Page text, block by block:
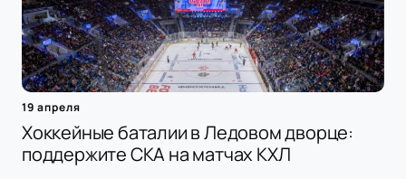
19 апреля
Хоккейные баталии в Ледовом дворце:
поддержите СКА на матчах КХЛ